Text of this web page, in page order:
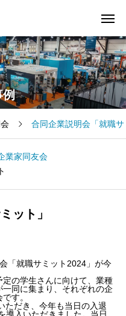
例
合同企業説明会「就職
業家同友会
ット」
「就職サミット2024」が今
の学生さんに向けて、業種
同に集まり、それぞれの企
す。
ただき、今年も当日の入退